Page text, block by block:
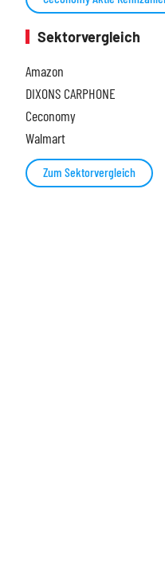
Sektorvergleich
Amazon
DIXONS CARPHONE
Ceconomy
Walmart
Zum Sektorvergleich